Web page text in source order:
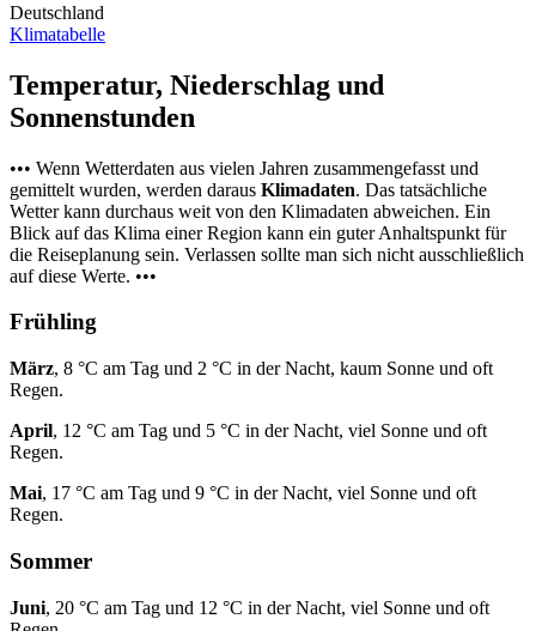
Deutschland
Klimatabelle
Temperatur, Niederschlag und
Sonnenstunden
••• Wenn Wetterdaten aus vielen Jahren zusammengefasst und
gemittelt wurden, werden daraus Klimadaten. Das tatsächliche
Wetter kann durchaus weit von den Klimadaten abweichen. Ein
Blick auf das Klima einer Region kann ein guter Anhaltspunkt für
die Reiseplanung sein. Verlassen sollte man sich nicht ausschließlich
auf diese Werte. •••
Frühling
März, 8 °C am Tag und 2 °C in der Nacht, kaum Sonne und oft
Regen.
April, 12 °C am Tag und 5 °C in der Nacht, viel Sonne und oft
Regen.
Mai, 17 °C am Tag und 9 °C in der Nacht, viel Sonne und oft
Regen.
Sommer
Juni, 20 °C am Tag und 12 °C in der Nacht, viel Sonne und oft